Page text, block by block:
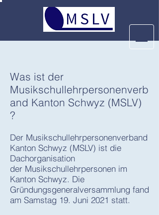
Was ist der
Musikschullehrpersonenverb
and Kanton Schwyz (MSLV)
?
Der Musikschullehrpersonenverband
Kanton Schwyz (MSLV) ist die
Dachorganisation
der Musikschullehrpersonen im
Kanton Schwyz. Die
Gründungsgeneralversammlung fand
am Samstag 19. Juni 2021 statt.